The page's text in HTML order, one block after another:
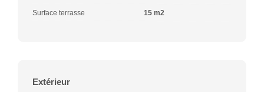
Surface terrasse 15 m2
Extérieur